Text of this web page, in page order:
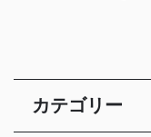
カテゴリー